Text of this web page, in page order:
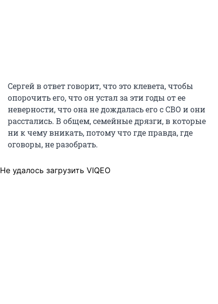
Сергей в ответ говорит, что это клевета, чтобы
опорочить его, что он устал за эти годы от ее
неверности, что она не дождалась его с СВО и они
расстались. В общем, семейные дрязги, в которые
ни к чему вникать, потому что где правда, где
оговоры, не разобрать.
Не удалось загрузить VIQEO